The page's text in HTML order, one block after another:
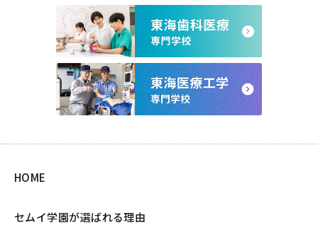
HOME
セムイ学園が選ばれる理由